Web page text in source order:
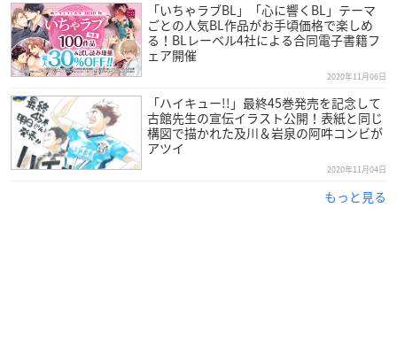
「いちゃラブBL」「心に響くBL」テーマ
ごとの人気BL作品がお手頃価格で楽しめ
る！BLレーベル4社による合同電子書籍フ
ェア開催
2020年11月06日
「ハイキュー!!」最終45巻発売を記念して
古館先生の宣伝イラスト公開！表紙と同じ
構図で描かれた及川＆岩泉の阿吽コンビが
アツイ
2020年11月04日
もっと見る